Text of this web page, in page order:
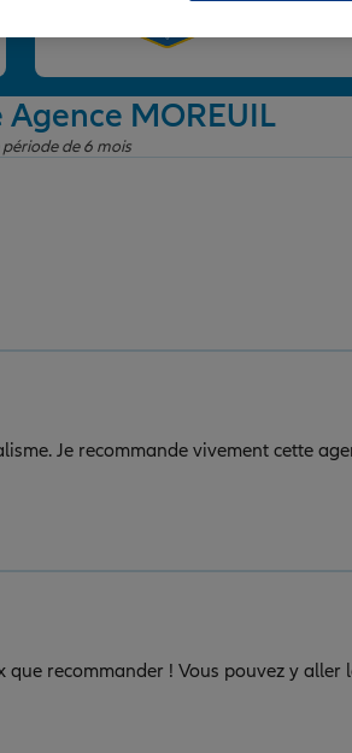
MOREUIL
de 6 mois
Je recommande vivement cette
recommander ! Vous pouvez y aller